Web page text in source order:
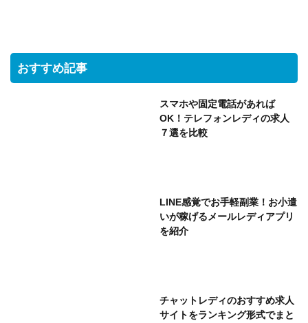
おすすめ記事
スマホや固定電話があれば
OK！テレフォンレディの求人
７選を比較
LINE感覚でお手軽副業！お小遣
いが稼げるメールレディアプリ
を紹介
チャットレディのおすすめ求人
サイトをランキング形式でまと